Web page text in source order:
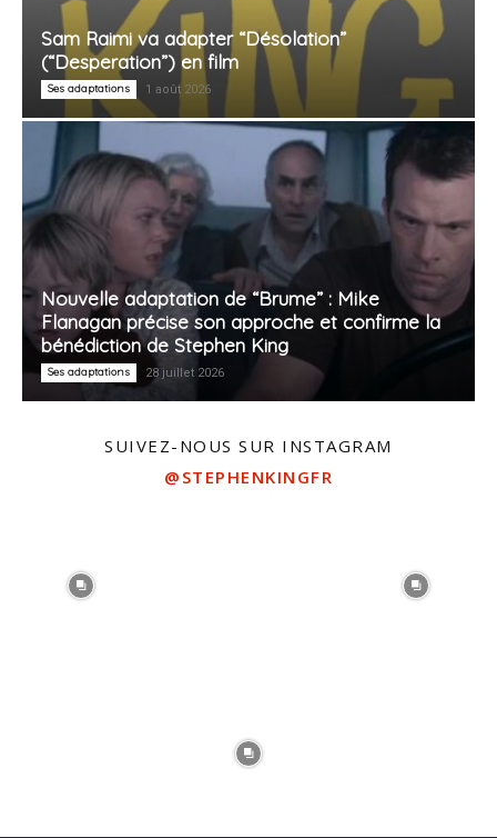
Sam Raimi va adapter “Désolation”
(“Desperation”) en film
Ses adaptations 1 août 2026
Nouvelle adaptation de “Brume” : Mike
Flanagan précise son approche et confirme la
bénédiction de Stephen King
Ses adaptations 28 juillet 2026
SUIVEZ-NOUS SUR INSTAGRAM
@STEPHENKINGFR